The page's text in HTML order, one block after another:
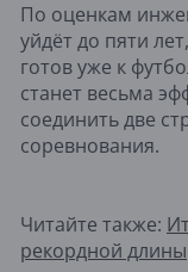
По оценкам
уйдёт до пяти
готов уже к
станет весьма
соединить две
соревнования.
Читайте также:
рекордной длины